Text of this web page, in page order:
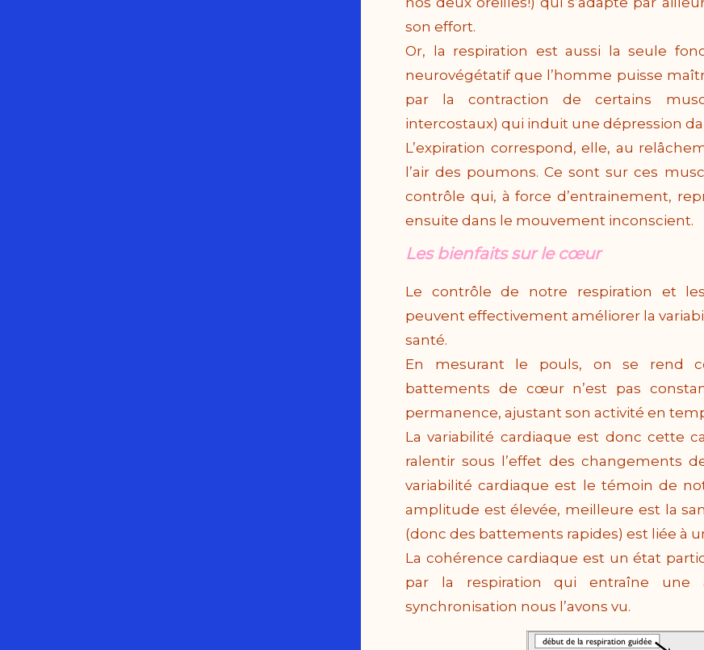
son effort.
Or, la respiration est aussi la seule
neurovégétatif que l’homme puisse
par la contraction de certains
intercostaux) qui induit une dépression
L’expiration correspond, elle, au
l’air des poumons. Ce sont sur ces
contrôle qui, à force d’entrainement,
ensuite dans le mouvement inconscient.
Les bienfaits sur le cœur
Le contrôle de notre respiration et
peuvent effectivement améliorer la
santé.
En mesurant le pouls, on se rend
battements de cœur n’est pas
permanence, ajustant son activité en
La variabilité cardiaque est donc cette
ralentir sous l’effet des changements
variabilité cardiaque est le témoin de
amplitude est élevée, meilleure est la
(donc des battements rapides) est liée à
La cohérence cardiaque est un état
par la respiration qui entraîne une
synchronisation nous l’avons vu.